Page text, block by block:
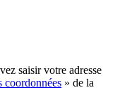
saisir votre adresse
coordonnées » de la